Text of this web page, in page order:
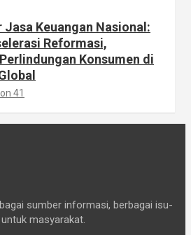
Keuangan Nasional:
Reformasi,
Konsumen di
41
sumber informasi, berbagai isu-
masyarakat.